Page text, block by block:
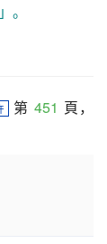
。
第 451 頁，